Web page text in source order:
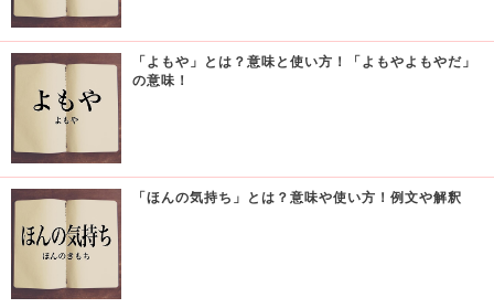
「よもや」とは？意味と使い方！「よもやよもやだ」
の意味！
「ほんの気持ち」とは？意味や使い方！例文や解釈